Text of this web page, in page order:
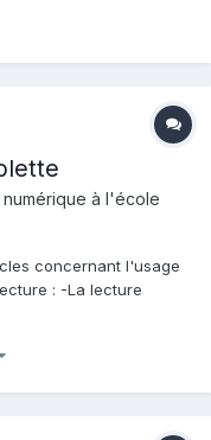
numérique à l'école
concernant l'usage
: -La lecture
des élèves de cycle 2